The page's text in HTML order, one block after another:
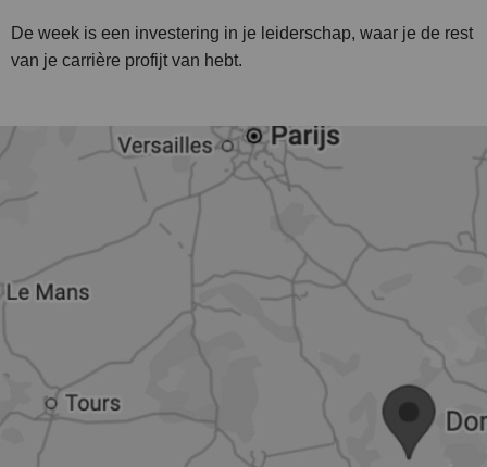
De week is een investering in je leiderschap, waar je de rest
van je carrière profijt van hebt.